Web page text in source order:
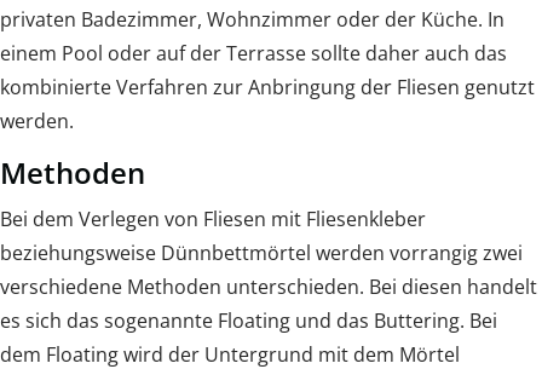
privaten Badezimmer, Wohnzimmer oder der Küche. In
einem Pool oder auf der Terrasse sollte daher auch das
kombinierte Verfahren zur Anbringung der Fliesen genutzt
werden.
Methoden
Bei dem Verlegen von Fliesen mit Fliesenkleber
beziehungsweise Dünnbettmörtel werden vorrangig zwei
verschiedene Methoden unterschieden. Bei diesen handelt
es sich das sogenannte Floating und das Buttering. Bei
dem Floating wird der Untergrund mit dem Mörtel